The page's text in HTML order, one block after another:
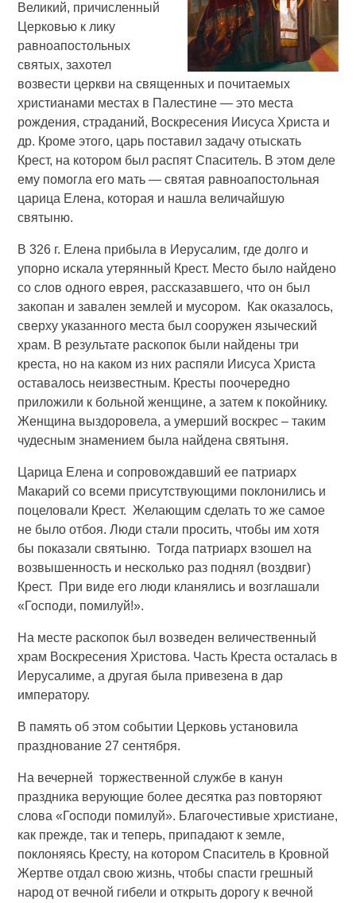
Великий, причисленный
Церковью к лику
равноапостольных
святых, захотел
возвести церкви на священных и почитаемых
христианами местах в Палестине — это места
рождения, страданий, Воскресения Иисуса Христа и
др. Кроме этого, царь поставил задачу отыскать
Крест, на котором был распят Спаситель. В этом деле
ему помогла его мать — святая равноапостольная
царица Елена, которая и нашла величайшую
святыню.
В 326 г. Елена прибыла в Иерусалим, где долго и
упорно искала утерянный Крест. Место было найдено
со слов одного еврея, рассказавшего, что он был
закопан и завален землей и мусором. Как оказалось,
сверху указанного места был сооружен языческий
храм. В результате раскопок были найдены три
креста, но на каком из них распяли Иисуса Христа
оставалось неизвестным. Кресты поочередно
приложили к больной женщине, а затем к покойнику.
Женщина выздоровела, а умерший воскрес – таким
чудесным знамением была найдена святыня.
Царица Елена и сопровождавший ее патриарх
Макарий со всеми присутствующими поклонились и
поцеловали Крест. Желающим сделать то же самое
не было отбоя. Люди стали просить, чтобы им хотя
бы показали святыню. Тогда патриарх взошел на
возвышенность и несколько раз поднял (воздвиг)
Крест. При виде его люди кланялись и возглашали
«Господи, помилуй!».
На месте раскопок был возведен величественный
храм Воскресения Христова. Часть Креста осталась в
Иерусалиме, а другая была привезена в дар
императору.
В память об этом событии Церковь установила
празднование 27 сентября.
На вечерней торжественной службе в канун
праздника верующие более десятка раз повторяют
слова «Господи помилуй». Благочестивые христиане,
как прежде, так и теперь, припадают к земле,
поклоняясь Кресту, на котором Спаситель в Кровной
Жертве отдал свою жизнь, чтобы спасти грешный
народ от вечной гибели и открыть дорогу к вечной